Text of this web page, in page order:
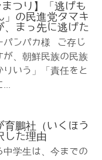
つり】「逃げも
」の民進党タマキ
、まっ先に逃げた
パンパカ様 ご存じ
が、朝鮮民族の民族
いう」「責任をと
鵬社（いくほう
した理由
中学生は、今までの